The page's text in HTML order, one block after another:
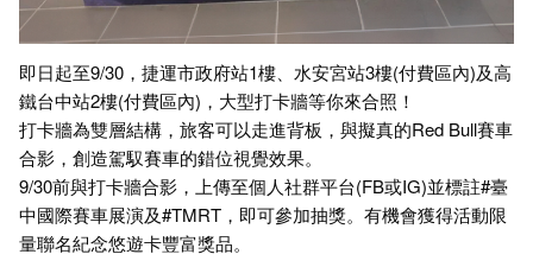
即日起至9/30，捷運市政府站1樓、水安宮站3樓(付費區內)及高
鐵台中站2樓(付費區內)，大型打卡牆等你來合照！
打卡牆為雙層結構，旅客可以走進背板，與擬真的Red Bull賽車
合影，創造駕馭賽車的錯位視覺效果。
9/30前與打卡牆合影，上傳至個人社群平台(FB或IG)並標註#臺
中國際賽車展演及#TMRT，即可參加抽獎。有機會獲得活動限
量聯名紀念悠遊卡豐富獎品。